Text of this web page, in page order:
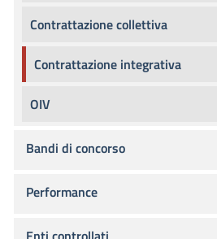
Contrattazione collettiva
Contrattazione integrativa
OIV
Bandi di concorso
Performance